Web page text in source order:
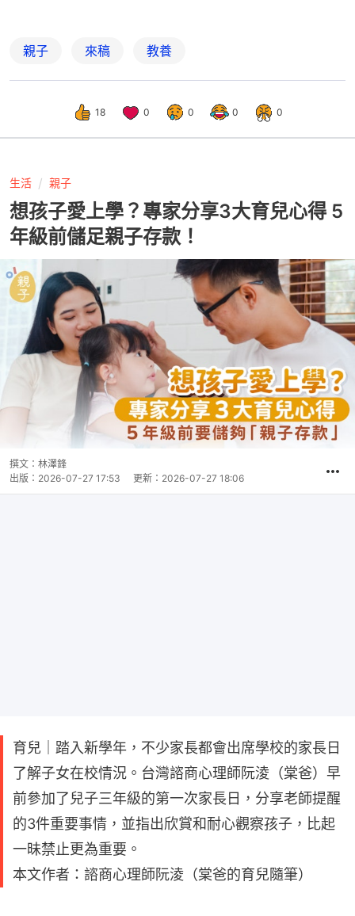
親子 來稿 教養
18 0 0 0 0
生活 親子
想孩子愛上學？專家分享3大育兒心得 5
年級前儲足親子存款！
撰文： 林澤鋒
出版： 2026-07-27 17:53 更新： 2026-07-27 18:06
育兒｜踏入新學年，不少家長都會出席學校的家長日
了解子女在校情況。台灣諮商心理師阮淩（棠爸）早
前參加了兒子三年級的第一次家長日，分享老師提醒
的3件重要事情，並指出欣賞和耐心觀察孩子，比起
一昧禁止更為重要。
本文作者：諮商心理師阮淩（棠爸的育兒隨筆）